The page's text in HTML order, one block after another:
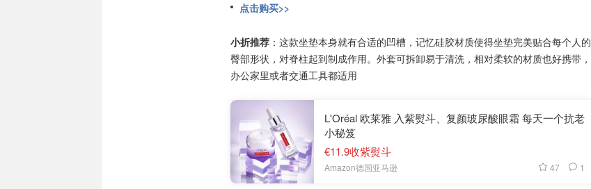
点击购买>>
小折推荐 ：这款坐垫本身就有合适的凹槽，记忆硅胶材质使得坐垫完美贴合每个人的
臀部形状，对脊柱起到制成作用。外套可拆卸易于清洗，相对柔软的材质也好携带，
办公家里或者交通工具都适用
L'Oréal 欧莱雅 入紫熨斗、复颜玻尿酸眼霜 每天一个抗老
小秘笈
€11.9收紫熨斗
Amazon德国亚马逊 47 1